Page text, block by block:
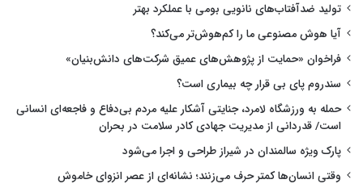
تولید ضدآفتاب‌های نانویی بومی با عملکرد بهتر
آیا هوش مصنوعی ما را کم‌هوش‌تر می‌کند؟
فراخوان «حمایت از پژوهش‌های عمیق شرکت‌های دانش‌بنیان»
سندروم پای بی قرار چه بیماری است؟
حمله به ورزشگاه لامرد، جنایتی آشکار علیه مردم بی‌دفاع و فاجعه‌ای انسانی
است/ قدردانی از مدیریت جهادی کادر سلامت در بحران
پارک ویژه سالمندان در شیراز طراحی و اجرا می‌شود
وقتی انسان‌ها کمتر حرف می‌زنند؛ نشانه‌ای از عصر انزوای خاموش